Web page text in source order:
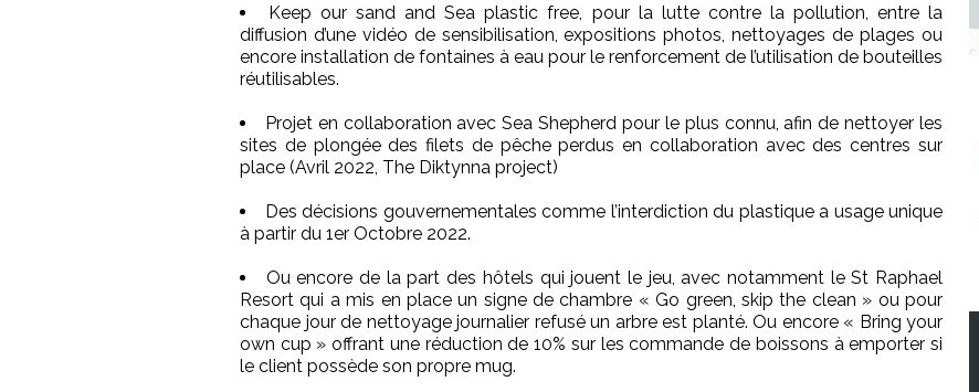
Keep our sand and Sea plastic free, pour la lutte contre la pollution, entre la
diffusion d’une vidéo de sensibilisation, expositions photos, nettoyages de plages ou
encore installation de fontaines à eau pour le renforcement de l’utilisation de bouteilles
réutilisables.
Projet en collaboration avec Sea Shepherd pour le plus connu, afin de nettoyer les
sites de plongée des filets de pêche perdus en collaboration avec des centres sur
place (Avril 2022, The Diktynna project)
Des décisions gouvernementales comme l’interdiction du plastique a usage unique
à partir du 1er Octobre 2022.
Ou encore de la part des hôtels qui jouent le jeu, avec notamment le St Raphael
Resort qui a mis en place un signe de chambre « Go green, skip the clean » ou pour
chaque jour de nettoyage journalier refusé un arbre est planté. Ou encore « Bring your
own cup » offrant une réduction de 10% sur les commande de boissons à emporter si
le client possède son propre mug.